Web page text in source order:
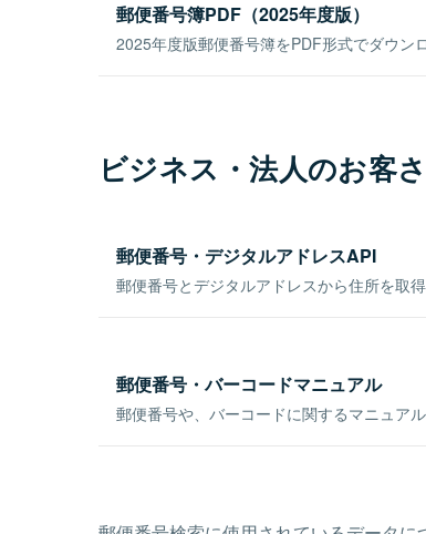
郵便番号簿PDF（2025年度版）
2025年度版郵便番号簿をPDF形式でダウン
ビジネス・法人のお客
郵便番号・デジタルアドレスAPI
郵便番号とデジタルアドレスから住所を取
郵便番号・バーコードマニュアル
郵便番号や、バーコードに関するマニュアル